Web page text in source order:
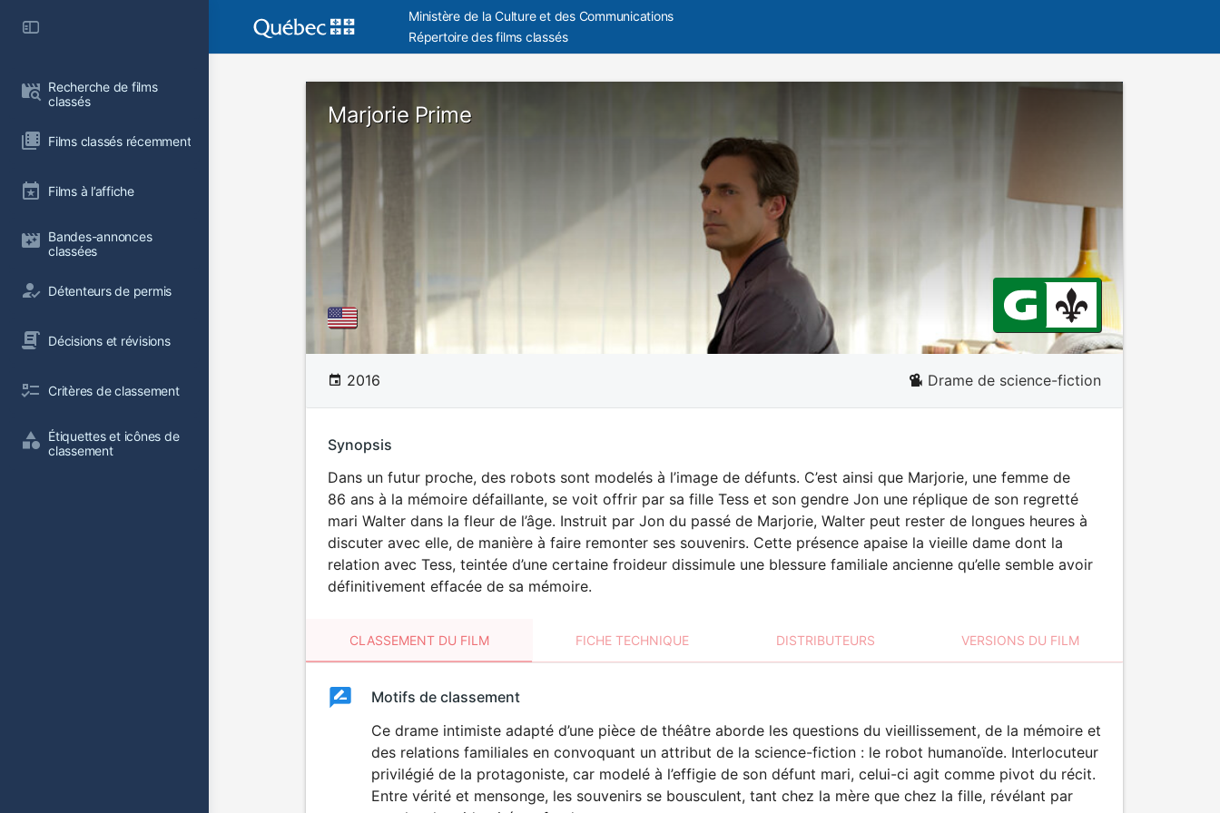
Recherche de films
classés
Films classés récemment
Films à l’affiche
Bandes-annonces
classées
Détenteurs de permis
Décisions et révisions
Critères de classement
Étiquettes et icônes de
classement
Ministère de la Culture et des Communications
Répertoire des films classés
Marjorie Prime
2016 Drame de science-fiction
Synopsis
Dans un futur proche, des robots sont modelés à l’image de défunts. C’est ainsi que Marjorie, une femme de
86 ans à la mémoire défaillante, se voit offrir par sa fille Tess et son gendre Jon une réplique de son regretté
mari Walter dans la fleur de l’âge. Instruit par Jon du passé de Marjorie, Walter peut rester de longues heures à
discuter avec elle, de manière à faire remonter ses souvenirs. Cette présence apaise la vieille dame dont la
relation avec Tess, teintée d’une certaine froideur dissimule une blessure familiale ancienne qu’elle semble avoir
définitivement effacée de sa mémoire.
CLASSEMENT DU FILM FICHE TECHNIQUE DISTRIBUTEURS VERSIONS DU FILM
ClassementClassement
Motifs de classement
Ce drame intimiste adapté d’une pièce de théâtre aborde les questions du vieillissement, de la mémoire et
des relations familiales en convoquant un attribut de la science-fiction : le robot humanoïde. Interlocuteur
privilégié de la protagoniste, car modelé à l’effigie de son défunt mari, celui-ci agit comme pivot du récit.
Entre vérité et mensonge, les souvenirs se bousculent, tant chez la mère que chez la fille, révélant par